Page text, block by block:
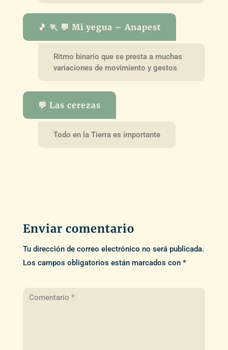
🎵 🏃 💬 Mi yegua – Anapest
Ritmo binario que se presta a muchas
variaciones de movimiento y gestos
💬 Las cerezas
Todo en la Tierra es importante
Enviar comentario
Tu dirección de correo electrónico no será publicada.
Los campos obligatorios están marcados con *